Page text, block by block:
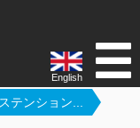
English
テンション...